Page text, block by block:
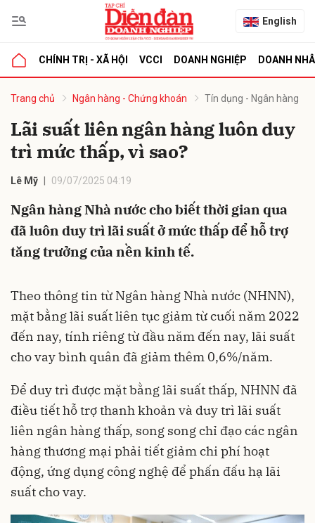
English
CHÍNH TRỊ - XÃ HỘI VCCI DOANH NGHIỆP DOANH
Trang chủ Ngân hàng - Chứng khoán Tín dụng - Ngân hàng
Lãi suất liên ngân hàng luôn duy
trì mức thấp, vì sao?
Lê Mỹ 09/07/2025 04:19
Ngân hàng Nhà nước cho biết thời gian qua
đã luôn duy trì lãi suất ở mức thấp để hỗ trợ
tăng trưởng của nền kinh tế.
Theo thông tin từ Ngân hàng Nhà nước (NHNN),
mặt bằng lãi suất liên tục giảm từ cuối năm 2022
đến nay, tính riêng từ đầu năm đến nay, lãi suất
cho vay bình quân đã giảm thêm 0,6%/năm.
Để duy trì được mặt bằng lãi suất thấp, NHNN đã
điều tiết hỗ trợ thanh khoản và duy trì lãi suất
liên ngân hàng thấp, song song chỉ đạo các ngân
hàng thương mại phải tiết giảm chi phí hoạt
động, ứng dụng công nghệ để phấn đấu hạ lãi
suất cho vay.
luận
Hủy